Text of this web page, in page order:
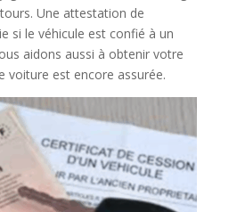
Une attestation de
si le véhicule est confié à un
aidons aussi à obtenir votre
voiture est encore assurée.